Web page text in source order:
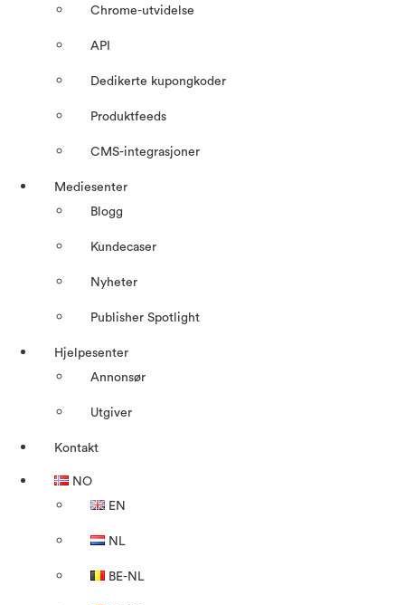
Chrome-utvidelse
API
Dedikerte kupongkoder
Produktfeeds
CMS-integrasjoner
Mediesenter
Blogg
Kundecaser
Nyheter
Publisher Spotlight
Hjelpesenter
Annonsør
Utgiver
Kontakt
NO
EN
NL
BE-NL